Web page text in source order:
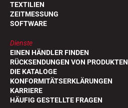
TEXTILIEN
ZEITMESSUNG
SOFTWARE
Dienste
EINEN HÄNDLER FINDEN
RÜCKSENDUNGEN VON PRODUKTEN
DIE KATALOGE
KONFORMITÄTSERKLÄRUNGEN
KARRIERE
HÄUFIG GESTELLTE FRAGEN